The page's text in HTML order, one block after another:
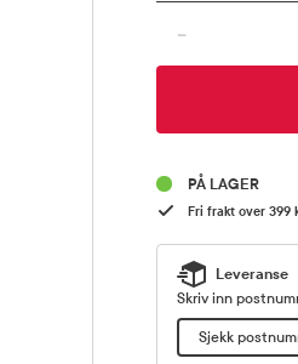
-
PÅ LAGER
Fri frakt over 399
Leveranse
Skriv inn
Sjekk